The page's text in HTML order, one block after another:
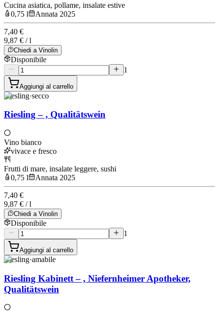
Cucina asiatica, pollame, insalate estive
0,75 l
Annata 2025
7,40 €
9,87 € / l
Chiedi a Vinolin
Disponibile
1
Aggiungi al carrello
Riesling·secco
Riesling – , Qualitätswein
Vino bianco
vivace e fresco
Frutti di mare, insalate leggere, sushi
0,75 l
Annata 2025
7,40 €
9,87 € / l
Chiedi a Vinolin
Disponibile
1
Aggiungi al carrello
Riesling·amabile
Riesling Kabinett – , Niefernheimer Apotheker,
Qualitätswein